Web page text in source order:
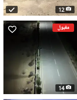
12
مقبول
14